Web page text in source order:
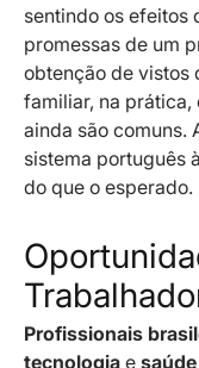
sentindo os efeitos
promessas de um
obtenção de vistos
familiar, na prática,
ainda são comuns.
sistema português
do que o esperado.
Profissionais
tecnologia e saúde